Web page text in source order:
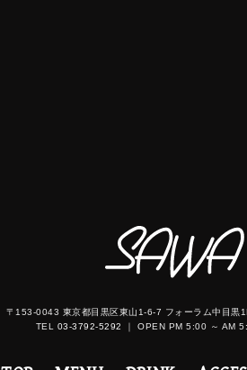
〒153-0043 東京都目黒区東山1-6-7 フォーラム中目黒
TEL 03-3792-5292 ｜ OPEN PM 5:00 ～ AM